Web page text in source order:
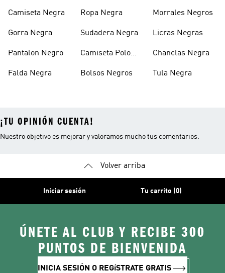
Camiseta Negra
Gorra Negra
Pantalon Negro
Falda Negra
Ropa Negra
Sudadera Negra
Camiseta Polo
Bolsos Negros
Morrales Negros
Licras Negras
Chanclas Negra
Tula Negra
¡TU OPINIÓN CUENTA!
Nuestro objetivo es mejorar y valoramos mucho tus comentarios.
Volver arriba
Iniciar sesión Tu carrito (0)
ÚNETE AL CLUB Y RECIBE 300
PUNTOS DE BIENVENIDA
INICIA SESIÓN O REGíSTRATE GRATIS